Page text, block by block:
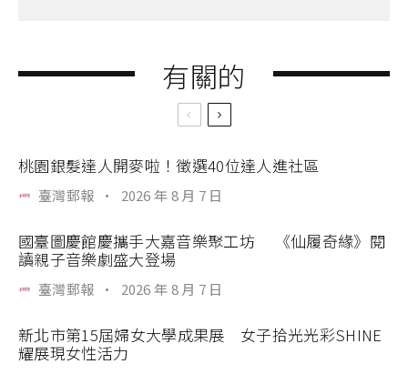
有關的
桃園銀髮達人開麥啦！徵選40位達人進社區
臺灣郵報 · 2026 年 8 月 7 日
國臺圖慶館慶攜手大嘉音樂聚工坊 《仙履奇緣》閱
讀親子音樂劇盛大登場
臺灣郵報 · 2026 年 8 月 7 日
新北市第15屆婦女大學成果展 女子拾光光彩SHINE
耀展現女性活力